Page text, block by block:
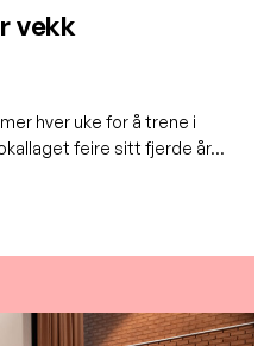
vekk
hver uke for å trene i
feire sitt fjerde år…